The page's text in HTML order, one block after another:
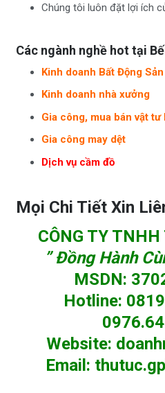
Chúng tôi luôn đặt lợi ích
Các ngành nghề hot tại
Kinh doanh Bất Động Sản
Kinh doanh nhà xưởng
Gia công, mua bán vật tư
Gia công may dệt
Dịch vụ cầm đồ
Mọi Chi Tiết Xin
CÔNG TY
” Đồng Hành
MSDN:
Hotline:
Website:
Email :